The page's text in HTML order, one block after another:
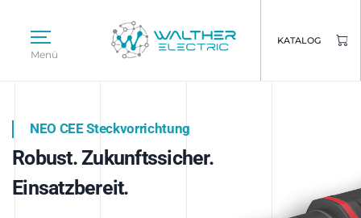
Menü
KATALOG
Intelligente Stromverteilung
NEO CEE Steckvorrichtung
Robust. Zukunftssicher.
Einsatzbereit.
Intelligenz trifft Energie.